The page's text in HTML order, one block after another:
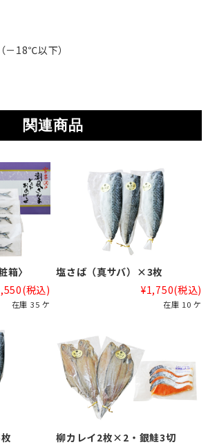
－18℃以下）
関連商品
箱〉
(税込)
在庫 35 ケ
塩さば（真サバ）×3枚
¥1,750(税込)
在庫 10 ケ
柳カレイ2枚×2・銀鮭3切